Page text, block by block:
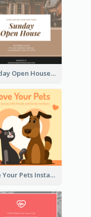
Sunday Open House Instagram Post
Love Your Pets Instagram Post